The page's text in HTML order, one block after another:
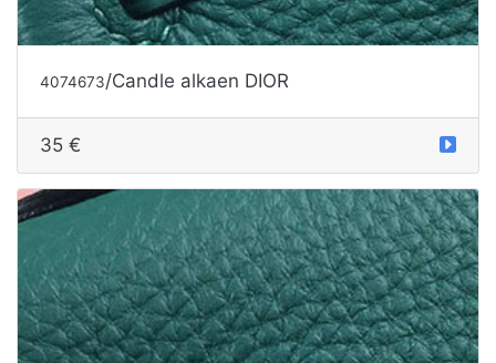
4074673/Candle alkaen DIOR
35 €